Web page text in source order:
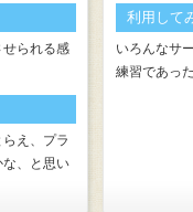
られる感
え、プラ
、と思い
利用して
いろんなサ
練習であっ